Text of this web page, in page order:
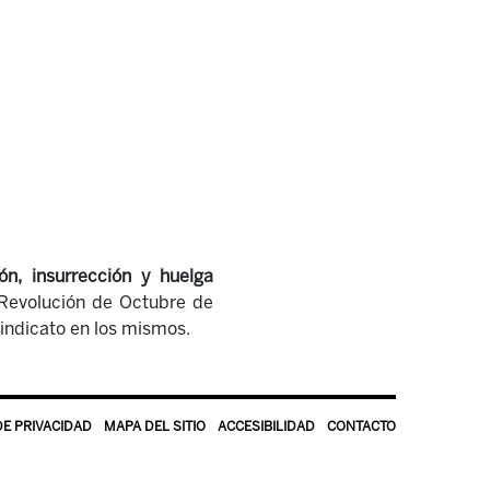
insurrección y huelga
de Octubre de
en los mismos.
PRIVACIDAD MAPA DEL SITIO ACCESIBILIDAD CONTACTO